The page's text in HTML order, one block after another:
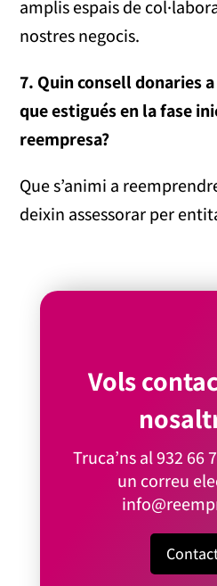
amplis espais de
nostres negocis.
7. Quin consell donaries
que estigués en la fase
reempresa?
Que s’animi a
deixin assessorar per
Vols
Truca’ns al932 66
un correu